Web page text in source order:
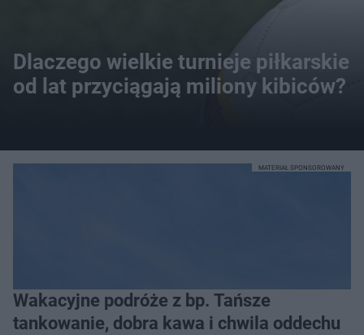
Dlaczego wielkie turnieje piłkarskie
od lat przyciągają miliony kibiców?
Wakacyjne podróże z bp. Tańsze
tankowanie, dobra kawa i chwila oddechu
MATERIAŁ SPONSOROWANY